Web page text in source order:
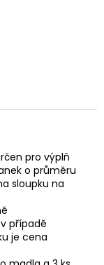
pro výplň
o průměru
sloupku na
případě
je cena